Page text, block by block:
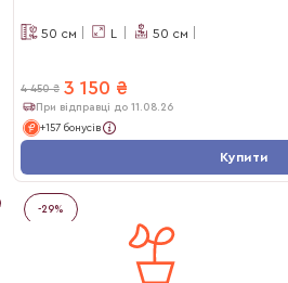
50 см L 50 см
4 450 ₴ 3 150 ₴
При відправці до 11.08.26
+157 бонусів
Купити
-29%